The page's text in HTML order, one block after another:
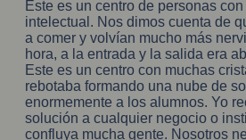
Este es un centro de personas
intelectual. Nos dimos cuenta de
a comer y volvían mucho más
hora, a la entrada y la salida era
Este es un centro con muchas
rebotaba formando una nube de
enormemente a los alumnos. Yo
solución a cualquier negocio o
confluya mucha gente. Nosotros